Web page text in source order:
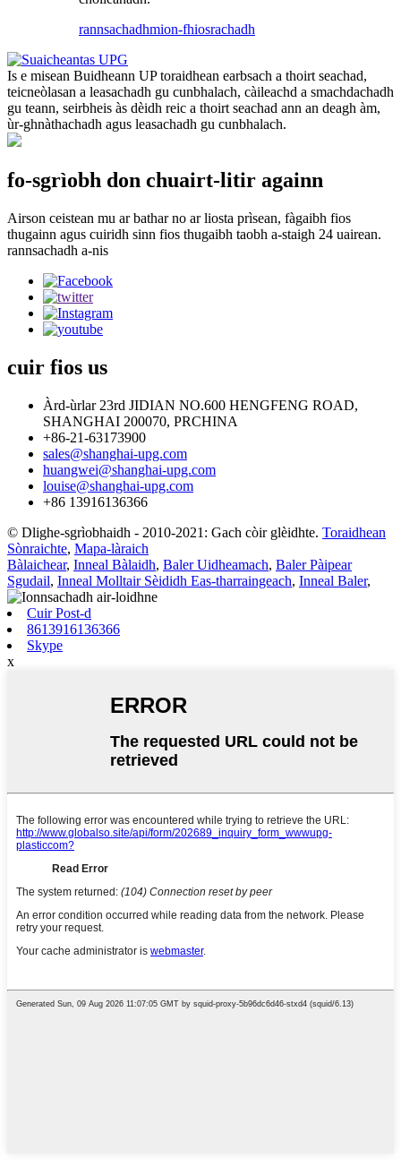
rannsachadhmion-fhiosrachadh
Is e misean Buidheann UP toraidhean earbsach a thoirt seachad,
teicneòlasan a leasachadh gu cunbhalach, càileachd a smachdachadh
gu teann, seirbheis às dèidh reic a thoirt seachad ann an deagh àm,
ùr-ghnàthachadh agus leasachadh gu cunbhalach.
fo-sgrìobh don chuairt-litir againn
Airson ceistean mu ar bathar no ar liosta prìsean, fàgaibh fios
thugainn agus cuiridh sinn fios thugaibh taobh a-staigh 24 uairean.
rannsachadh a-nis
cuir fios us
Àrd-ùrlar 23rd JIDIAN NO.600 HENGFENG ROAD,
SHANGHAI 200070, PRCHINA
+86-21-63173900
sales@shanghai-upg.com
huangwei@shanghai-upg.com
louise@shanghai-upg.com
+86 13916136366
© Dlighe-sgrìobhaidh - 2010-2021: Gach còir glèidhte. Toraidhean
Sònraichte, Mapa-làraich
Bàlaichear, Inneal Bàlaidh, Baler Uidheamach, Baler Pàipear
Sgudail, Inneal Molltair Sèididh Eas-tharraingeach, Inneal Baler,
Cuir Post-d
8613916136366
Skype
x